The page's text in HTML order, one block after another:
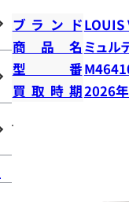
ブランドLOUIS
商品名 ミュル
型番
買取時期2026